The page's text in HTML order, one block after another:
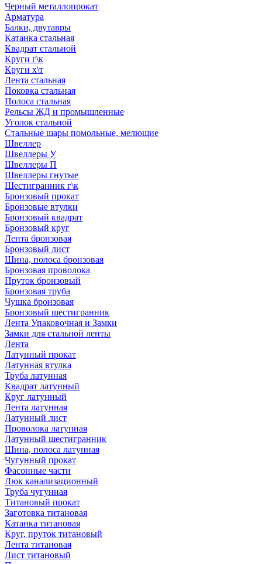
Черный металлопрокат
Арматура
Балки, двутавры
Катанка стальная
Квадрат стальной
Круги г\к
Круги х\т
Лента стальная
Поковка стальная
Полоса стальная
Рельсы ЖД и промышленные
Уголок стальной
Стальные шары помольные, мелющие
Швеллер
Швеллеры У
Швеллеры П
Швеллеры гнутые
Шестигранник г\к
Бронзовый прокат
Бронзовые втулки
Бронзовый квадрат
Бронзовый круг
Лента бронзовая
Бронзовый лист
Шина, полоса бронзовая
Бронзовая проволока
Пруток бронзовый
Бронзовая труба
Чушка бронзовая
Бронзовый шестигранник
Лента Упаковочная и Замки
Замки для стальной ленты
Лента
Латунный прокат
Латунная втулка
Труба латунная
Квадрат латунный
Круг латунный
Лента латунная
Латунный лист
Проволока латунная
Латунный шестигранник
Шина, полоса латунная
Чугунный прокат
Фасонные части
Люк канализационный
Труба чугунная
Титановый прокат
Заготовка титановая
Катанка титановая
Круг, пруток титановый
Лента титановая
Лист титановый